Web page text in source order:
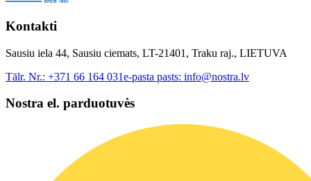
Kontakti
Sausiu iela 44, Sausiu ciemats, LT-21401, Traku raj., LIETUVA
Tālr. Nr.: +371 66 164 031e-pasta pasts: info@nostra.lv
Nostra el. parduotuvės